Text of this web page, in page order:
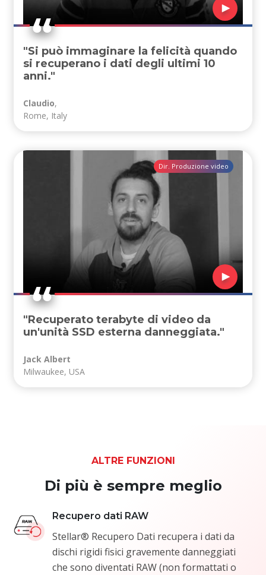
"Si può immaginare la felicità quando
si recuperano i dati degli ultimi 10
anni."
Claudio,
Rome, Italy
Dir. Produzione video
"Recuperato terabyte di video da
un'unità SSD esterna danneggiata."
Jack Albert
Milwaukee, USA
ALTRE FUNZIONI
Di più è sempre meglio
Recupero dati RAW
Stellar® Recupero Dati recupera i dati da
dischi rigidi fisici gravemente danneggiati
che sono diventati RAW (non formattati o